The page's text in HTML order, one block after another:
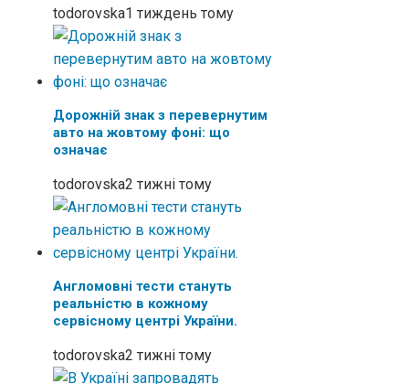
todorovska1 тиждень тому
Дорожній знак з перевернутим
авто на жовтому фоні: що
означає
todorovska2 тижні тому
Англомовні тести стануть
реальністю в кожному
сервісному центрі України.
todorovska2 тижні тому